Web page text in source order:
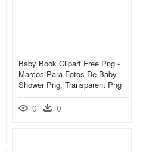
Baby Book Clipart Free Png -
Marcos Para Fotos De Baby
Shower Png, Transparent Png
0 0